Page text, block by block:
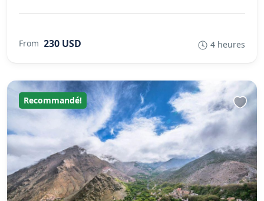
From 230 USD 4 heures
Recommandé!